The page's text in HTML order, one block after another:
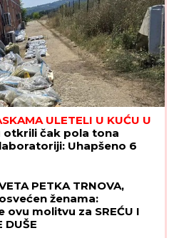
ULETELI U KUĆU U
otkrili čak pola tona
Uhapšeno 6
PETKA TRNOVA,
ženama:
ovu molitvu za SREĆU I
DUŠE